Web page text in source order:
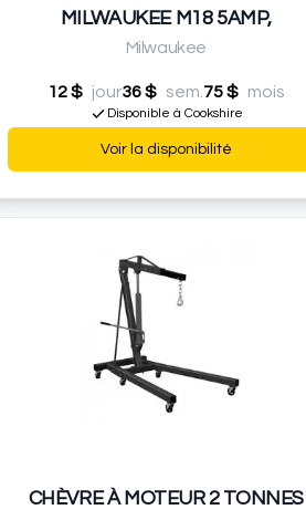
MILWAUKEE M18 5AMP,
Milwaukee
12 $ jour36 $ sem. 75 $ mois
Disponible à Cookshire
Voir la disponibilité
CHÈVRE À MOTEUR 2 TONNES